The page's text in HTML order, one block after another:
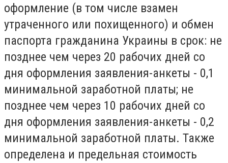
оформление (в том числе взамен
утраченного или похищенного) и обмен
паспорта гражданина Украины в срок: не
позднее чем через 20 рабочих дней со
дня оформления заявления-анкеты - 0,1
минимальной заработной платы; не
позднее чем через 10 рабочих дней со
дня оформления заявления-анкеты - 0,2
минимальной заработной платы. Также
определена и предельная стоимость